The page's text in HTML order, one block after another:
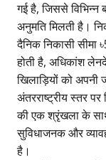
गई है, जिससे विभिन्न
अनुमति मिलती है।
दैनिक निकासी सीमा
होती है, अधिकांश
खिलाड़ियों को
अंतरराष्ट्रीय स्तर
की एक श्रृंखला के
सुविधाजनक और
है।